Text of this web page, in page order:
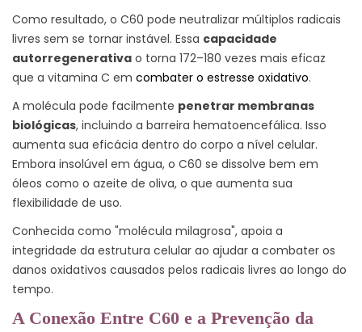
Como resultado, o C60 pode neutralizar múltiplos radicais
livres sem se tornar instável. Essa capacidade
autorregenerativa o torna 172–180 vezes mais eficaz
que a vitamina C em combater o estresse oxidativo.
A molécula pode facilmente penetrar membranas
biológicas, incluindo a barreira hematoencefálica. Isso
aumenta sua eficácia dentro do corpo a nível celular.
Embora insolúvel em água, o C60 se dissolve bem em
óleos como o azeite de oliva, o que aumenta sua
flexibilidade de uso.
Conhecida como "molécula milagrosa", apoia a
integridade da estrutura celular ao ajudar a combater os
danos oxidativos causados pelos radicais livres ao longo do
tempo.
A Conexão Entre C60 e a Prevenção da